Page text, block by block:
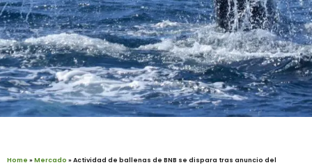
Home »Mercado »Actividad de ballenas de BNB se dispara tras anuncio del